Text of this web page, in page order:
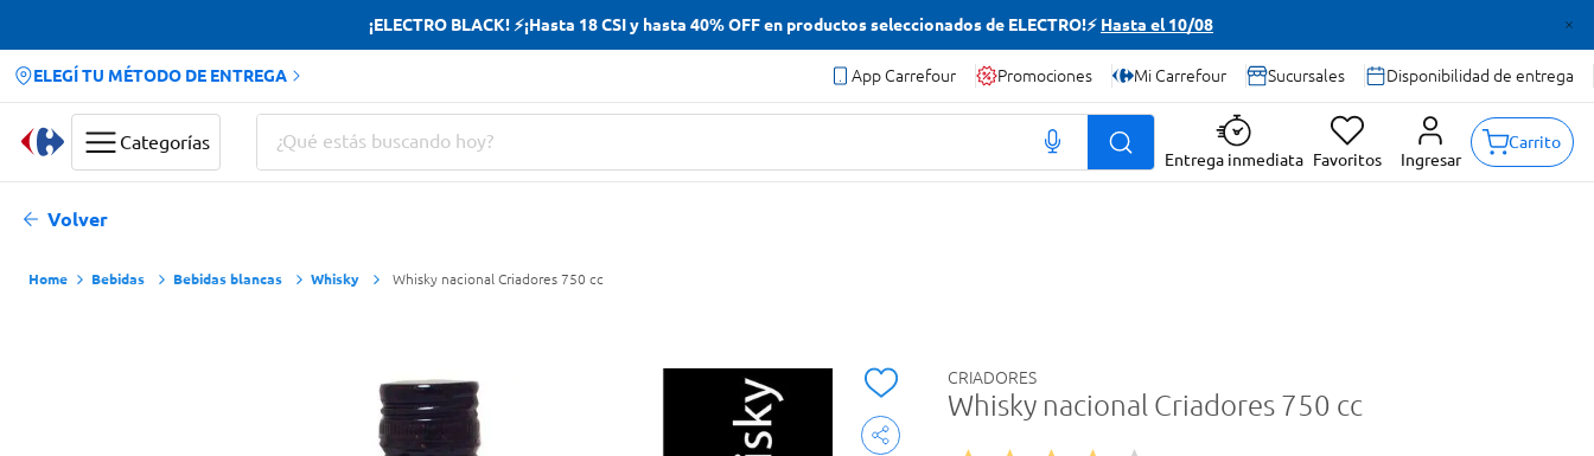
¡ELECTRO BLACK! ⚡¡Hasta 18 CSI y hasta 40% OFF en productos seleccionados de ELECTRO!⚡ Hasta el 10/08
ELEGÍ TU MÉTODO DE ENTREGA App Carrefour Promociones Mi Carrefour Sucursales Disponibilidad de entrega
Categorías
¿Qué estás buscando hoy?
Entrega inmediata Favoritos Ingresar
Carrito
Volver
Bebidas Bebidas blancas Whisky Whisky nacional Criadores 750 cc
CRIADORES
Whisky nacional Criadores 750 cc
Términos más buscados